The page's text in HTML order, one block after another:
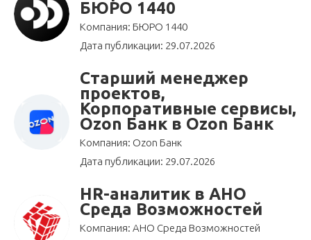
БЮРО 1440
Компания: БЮРО 1440
Дата публикации: 29.07.2026
Старший менеджер
проектов,
Корпоративные сервисы,
Ozon Банк в Ozon Банк
Компания: Ozon Банк
Дата публикации: 29.07.2026
HR-аналитик в АНО
Среда Возможностей
Компания: АНО Среда Возможностей